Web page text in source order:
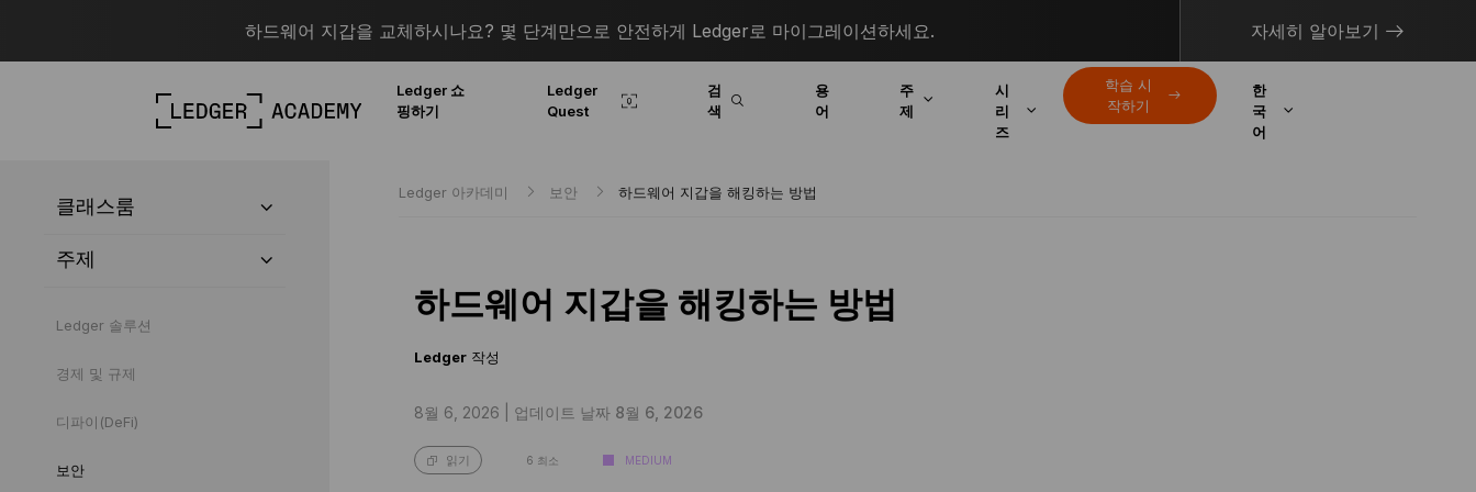
하드웨어 지갑을 교체하시나요? 몇 단계만으로 안전하게 Ledger로 마이그레이션하세요. 자세히 알아보기
Ledger 쇼
핑하기
Ledger
Quest
검
색
용
어
주
제
시
리
즈
학습 시
작하기
한
국
어
클래스룸
주제
Ledger 솔루션
경제 및 규제
디파이(DeFi)
보안
Ledger 아카데미 보안 하드웨어 지갑을 해킹하는 방법
하드웨어 지갑을 해킹하는 방법
Ledger작성
8월 6, 2026 | 업데이트 날짜 8월 6, 2026
읽기 6 최소 MEDIUM